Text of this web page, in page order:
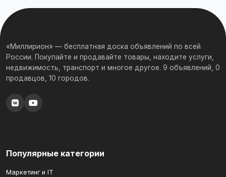
«Миллирион» — бесплатная доска объявлений по всей
России. Покупайте и продавайте товары, находите услуги,
недвижимость, транспорт и многое другое. 9 объявлений, 0
продавцов, 10 городов.
Популярные категории
Маркетинг и IT